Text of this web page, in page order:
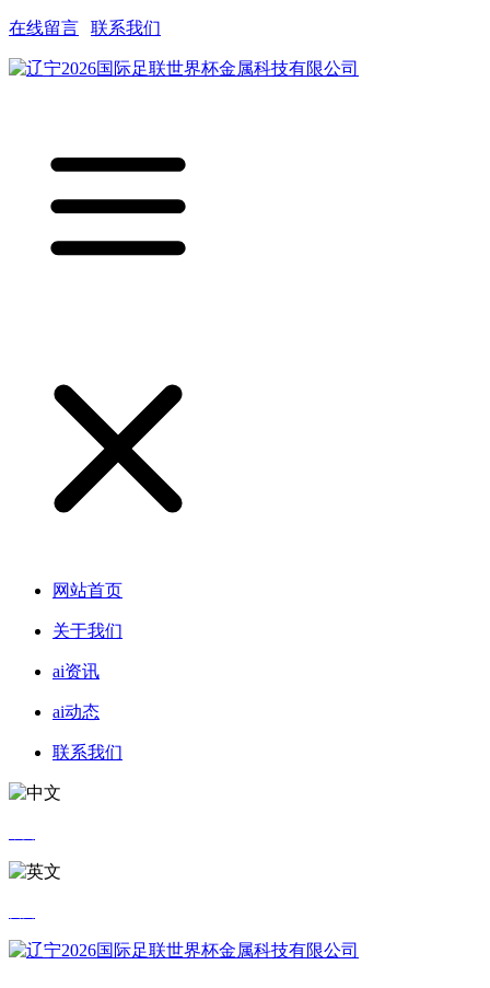
在线留言 联系我们
网站首页
关于我们
ai资讯
ai动态
联系我们